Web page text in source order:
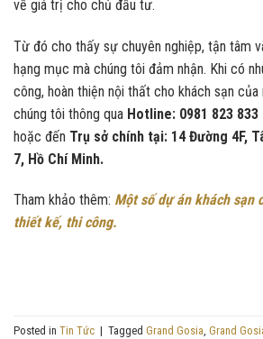
về giá trị cho chủ đầu tư.
Từ đó cho thấy sự chuyên nghiệp, tận tâm
hạng mục mà chúng tôi đảm nhận. Khi có
công, hoàn thiện nội thất cho khách sạn của
chúng tôi thông qua Hotline: 0981 823 833
hoặc đến Trụ sở chính tại: 14 Đường 4F,
7, Hồ Chí Minh.
Tham khảo thêm: Một số dự án khách sạn
thiết kế, thi công.
Posted in Tin Tức | Tagged Grand Gosia, Grand